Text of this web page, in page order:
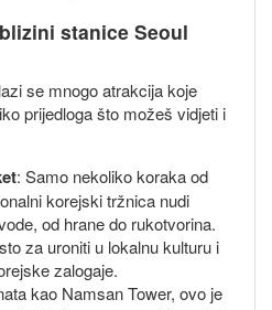
stanice Seoul
se mnogo atrakcija koje
prijedloga što možeš vidjeti i
: Samo nekoliko koraka od
korejski tržnica nudi
od hrane do rukotvorina.
za uroniti u lokalnu kulturu i
zalogaje.
kao Namsan Tower, ovo je